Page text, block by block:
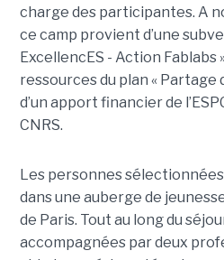
charge des participantes. A
ce camp provient d’une
ExcellencES - Action Fablabs
ressources du plan « Partage
d’un apport financier de
CNRS.
Les personnes
dans une auberge de
de Paris. Tout au long du
accompagnées par deux